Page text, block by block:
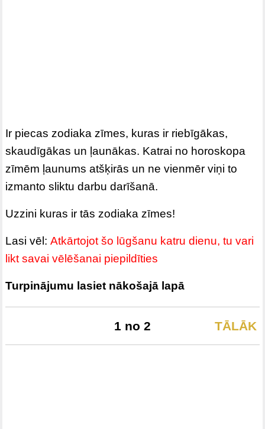
Ir piecas zodiaka zīmes, kuras ir riebīgākas,
skaudīgākas un ļaunākas. Katrai no horoskopa
zīmēm ļaunums atšķirās un ne vienmēr viņi to
izmanto sliktu darbu darīšanā.
Uzzini kuras ir tās zodiaka zīmes!
Lasi vēl:Atkārtojot šo lūgšanu katru dienu, tu vari
likt savai vēlēšanai piepildīties
Turpinājumu lasiet nākošajā lapā
TĀLĀK
1 no 2